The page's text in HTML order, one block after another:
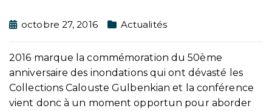
octobre 27, 2016 Actualités
2016 marque la commémoration du 50ème
anniversaire des inondations qui ont dévasté les
Collections Calouste Gulbenkian et la conférence
vient donc à un moment opportun pour aborder